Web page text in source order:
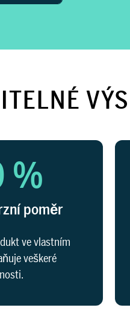
%
poměr
ve vlastním
veškeré